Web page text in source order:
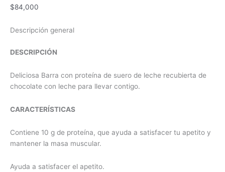
$84,000
Descripción general
DESCRIPCIÓN
Deliciosa Barra con proteína de suero de leche recubierta de
chocolate con leche para llevar contigo.
CARACTERÍSTICAS
Contiene 10 g de proteína, que ayuda a satisfacer tu apetito y
mantener la masa muscular.
Ayuda a satisfacer el apetito.